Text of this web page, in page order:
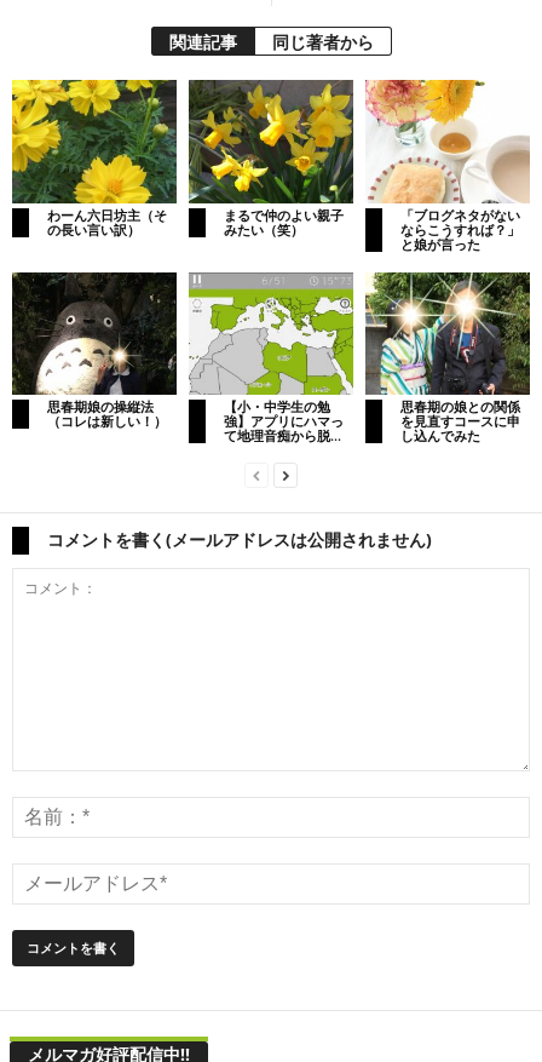
関連記事 同じ著者から
わーん六日坊主（そ
の長い言い訳）
まるで仲のよい親子
みたい（笑）
「ブログネタがない
ならこうすれば？」
と娘が言った
思春期娘の操縦法
（コレは新しい！）
【小・中学生の勉
強】アプリにハマっ
て地理音痴から脱...
思春期の娘との関係
を見直すコースに申
し込んでみた
コメントを書く(メールアドレスは公開されません)
メルマガ好評配信中!!